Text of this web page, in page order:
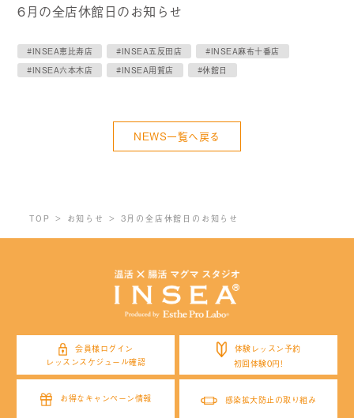
6月の全店休館日のお知らせ
#INSEA恵比寿店 #INSEA五反田店
#INSEA麻布十番店
#INSEA六本木店
#INSEA用賀店 #休館日
NEWS一覧へ戻る
TOP お知らせ 3月の全店休館日のお知らせ
会員様ログイン
レッスンスケジュール確認
体験レッスン予約
初回体験0円!
お得なキャンペーン情報 感染拡大防止の取り組み